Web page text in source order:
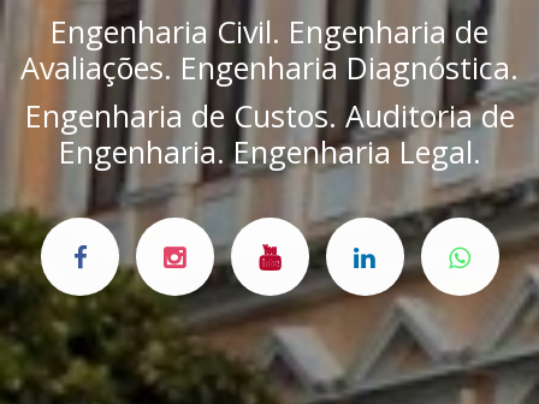
Engenharia Civil. Engenharia de
Avaliações. Engenharia Diagnóstica.
Engenharia de Custos. Auditoria de
Engenharia. Engenharia Legal.